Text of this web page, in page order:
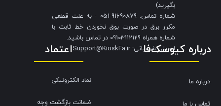
بگیرید)
شماره تماس: 91690879-051 - به علت قطعی
مکرر برق در صورت بوق نخوردن خط ثابت با
شماره همراه 09103112129 در تماس باشید.
​​​​​​​ایمیل پشتیبانی: Support@KioskFa.ir
اعتماد
نماد الکترونیکی
ضمانت بازگشت وجه
درباره کیوسک‌فا
درباره ما
تماس با ما